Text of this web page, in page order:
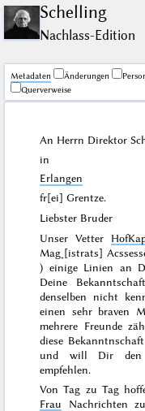
Schelling
Nachlass-Edition
Me­ta­da­ten Änderungen
Querverweise
An Herrn Direktor
in
Erlangen
fr[ei] Grentze.
Liebster Bruder
Unser Vetter
Mag˖[istrats]
) einige Linien an
Deine
denselben nicht
einen sehr braven
mehrere Freunde
diese
und will Dir den
empfehlen.
Von Tag zu Tag
Frau Nachrichten